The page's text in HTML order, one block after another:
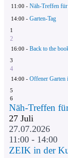
11:00 - Näh-Treffen
14:00 - Garten-Tag
1
2
16:00 - Back to the
3
4
14:00 - Offener Garten
5
6
Näh-Treffen
27 Juli
27.07.2026
11:00 - 14:00
ZEIK in der